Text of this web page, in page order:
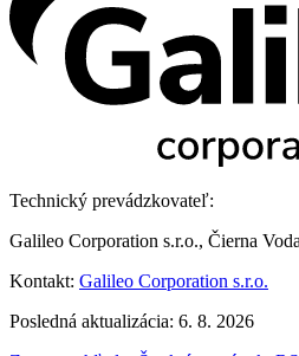
Technický prevádzkovateľ:
Galileo Corporation s.r.o., Čierna
Kontakt: Galileo Corporation s.r.o.
Posledná aktualizácia: 6. 8. 2026